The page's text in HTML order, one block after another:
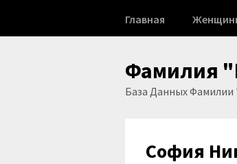
content
Главная
Фамилия
База Данных Фамилии
София